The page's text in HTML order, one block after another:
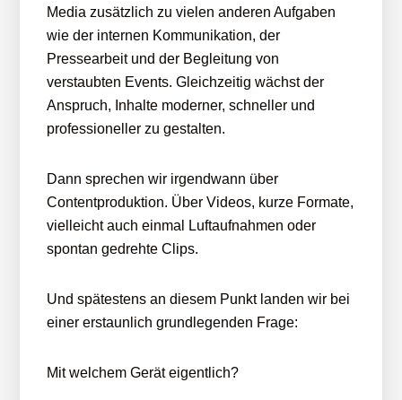
Media zusätzlich zu vielen anderen Aufgaben
wie der internen Kommunikation, der
Pressearbeit und der Begleitung von
verstaubten Events. Gleichzeitig wächst der
Anspruch, Inhalte moderner, schneller und
professioneller zu gestalten.
Dann sprechen wir irgendwann über
Contentproduktion. Über Videos, kurze Formate,
vielleicht auch einmal Luftaufnahmen oder
spontan gedrehte Clips.
Und spätestens an diesem Punkt landen wir bei
einer erstaunlich grundlegenden Frage:
Mit welchem Gerät eigentlich?